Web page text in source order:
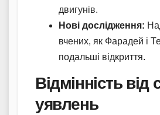
двигунів.
Нові дослідження:
вчених, як Фарадей і
подальші відкриття.
Відмінність від
уявлень